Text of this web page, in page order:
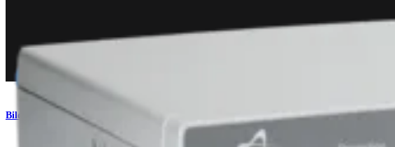
Bildgebung & Resektion